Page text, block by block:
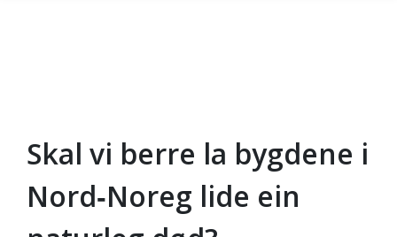
Gå til hovedinnhold
Skal vi berre la bygdene i
Nord‑Noreg lide ein